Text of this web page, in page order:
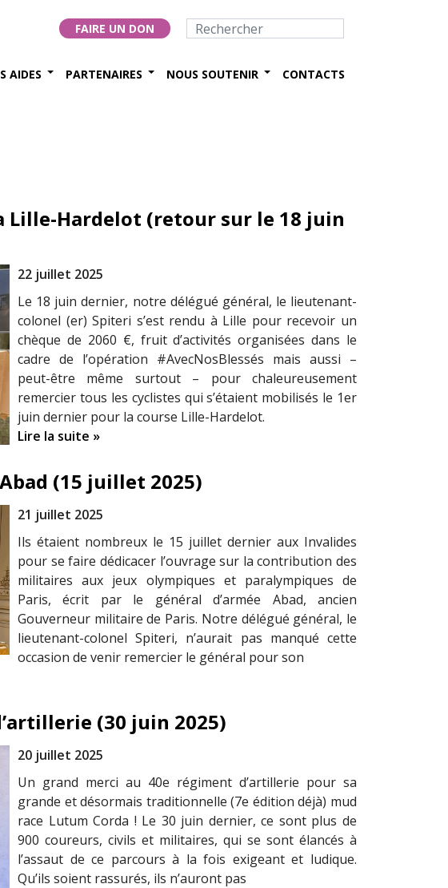
FAIRE UN DON
AIDES PARTENAIRES NOUS SOUTENIR CONTACTS
Lille-Hardelot (retour sur le 18 juin
22 juillet 2025
Le 18 juin dernier, notre délégué général, le lieutenant-
colonel (er) Spiteri s’est rendu à Lille pour recevoir un
chèque de 2060 €, fruit d’activités organisées dans le
cadre de l’opération #AvecNosBlessés mais aussi –
peut-être même surtout – pour chaleureusement
remercier tous les cyclistes qui s’étaient mobilisés le 1er
juin dernier pour la course Lille-Hardelot.
Lire la suite »
(15 juillet 2025)
21 juillet 2025
Ils étaient nombreux le 15 juillet dernier aux Invalides
pour se faire dédicacer l’ouvrage sur la contribution des
militaires aux jeux olympiques et paralympiques de
Paris, écrit par le général d’armée Abad, ancien
Gouverneur militaire de Paris. Notre délégué général, le
lieutenant-colonel Spiteri, n’aurait pas manqué cette
occasion de venir remercier le général pour son
(30 juin 2025)
20 juillet 2025
Un grand merci au 40e régiment d’artillerie pour sa
grande et désormais traditionnelle (7e édition déjà) mud
race Lutum Corda ! Le 30 juin dernier, ce sont plus de
900 coureurs, civils et militaires, qui se sont élancés à
l’assaut de ce parcours à la fois exigeant et ludique.
Qu’ils soient rassurés, ils n’auront pas